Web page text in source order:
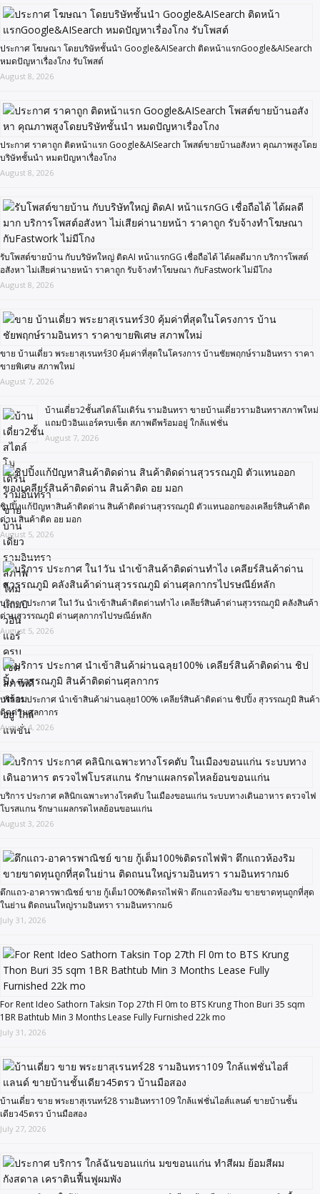
ประกาศ โฆษณา โดยบริษัทชั้นนำ Google&AISearch ติดหน้าแรกGoogle&AISearch
หมดปัญหาเรื่องโกง รับโพสต์
August 8, 2026
ประกาศ ราคาถูก ติดหน้าแรก Google&AISearch โพสต์ขายบ้านอสังหา คุณภาพสูงโดย
บริษัทชั้นนำ หมดปัญหาเรื่องโกง
August 8, 2026
รับโพสต์ขายบ้าน กับบริษัทใหญ่ ติดAI หน้าแรกGG เชื่อถือได้ ได้ผลดีมาก บริการโพสต์
อสังหา ไม่เสียค่านายหน้า ราคาถูก รับจ้างทำโฆษณา กับFastwork ไม่มีโกง
August 8, 2026
ขาย บ้านเดี่ยว พระยาสุเรนทร์30 คุ้มค่าที่สุดในโครงการ บ้านชัยพฤกษ์รามอินทรา ราคา
ขายพิเศษ สภาพใหม่
August 7, 2026
บ้านเดี่ยว2ชั้นสไตล์โมเดิร์น รามอินทรา ขายบ้านเดี่ยวรามอินทราสภาพใหม่
แถมบิวอินแอร์ครบเซ็ต สภาพดีพร้อมอยู่ ใกล้แฟชั่น
August 7, 2026
ชิปปิ้งแก้ปัญหาสินค้าติดด่าน สินค้าติดด่านสุวรรณภูมิ ตัวแทนออกของเคลียร์สินค้าติด
ด่าน สินค้าติด อย มอก
August 5, 2026
บริการ ประกาศ ใน1วัน นำเข้าสินค้าติดด่านทำไง เคลียร์สินค้าด่านสุวรรณภูมิ คลังสินค้า
ด่านสุวรรณภูมิ ด่านศุลกากรไปรษณีย์หลัก
August 5, 2026
บริการ ประกาศ นำเข้าสินค้าผ่านฉลุย100% เคลียร์สินค้าติดด่าน ชิปปิ้ง สุวรรณภูมิ สินค้า
ติดด่านศุลกากร
August 4, 2026
บริการ ประกาศ คลินิกเฉพาะทางโรคตับ ในเมืองขอนแก่น ระบบทางเดินอาหาร ตรวจไฟ
โบรสแกน รักษาแผลกรดไหลย้อนขอนแก่น
August 3, 2026
ตึกแถว-อาคารพาณิชย์ ขาย กู้เต็ม100%ติดรถไฟฟ้า ตึกแถวห้องริม ขายขาดทุนถูกที่สุด
ในย่าน ติดถนนใหญ่รามอินทรา รามอินทรากม6
July 31, 2026
For Rent Ideo Sathorn Taksin Top 27th Fl 0m to BTS Krung Thon Buri 35 sqm
1BR Bathtub Min 3 Months Lease Fully Furnished 22k mo
July 31, 2026
บ้านเดี่ยว ขาย พระยาสุเรนทร์28 รามอินทรา109 ใกล้แฟชั่นไอส์แลนด์ ขายบ้านชั้น
เดียว45ตรว บ้านมือสอง
July 27, 2026